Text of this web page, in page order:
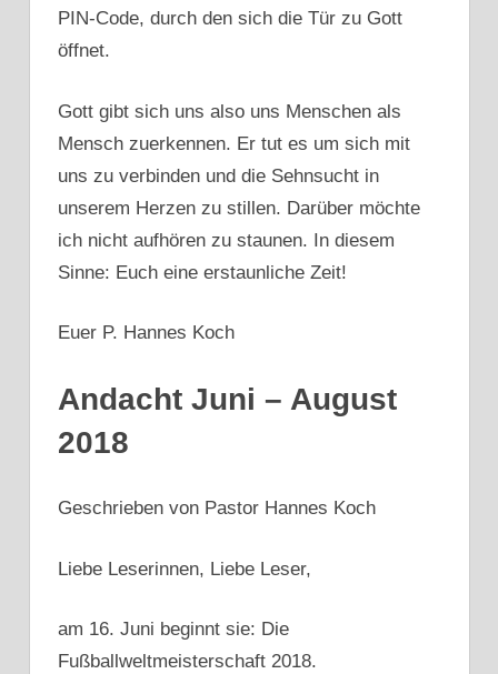
PIN-Code, durch den sich die Tür zu Gott
öffnet.
Gott gibt sich uns also uns Menschen als
Mensch zuerkennen. Er tut es um sich mit
uns zu verbinden und die Sehnsucht in
unserem Herzen zu stillen. Darüber möchte
ich nicht aufhören zu staunen. In diesem
Sinne: Euch eine erstaunliche Zeit!
Euer P. Hannes Koch
Andacht Juni – August
2018
Geschrieben von Pastor Hannes Koch
Liebe Leserinnen, Liebe Leser,
am 16. Juni beginnt sie: Die
Fußballweltmeisterschaft 2018.